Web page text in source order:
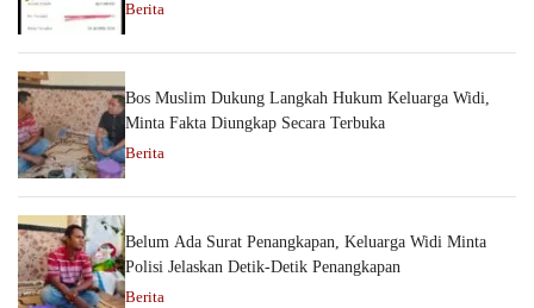
Berita
Bos Muslim Dukung Langkah Hukum Keluarga Widi,
Minta Fakta Diungkap Secara Terbuka
Berita
Belum Ada Surat Penangkapan, Keluarga Widi Minta
Polisi Jelaskan Detik-Detik Penangkapan
Berita